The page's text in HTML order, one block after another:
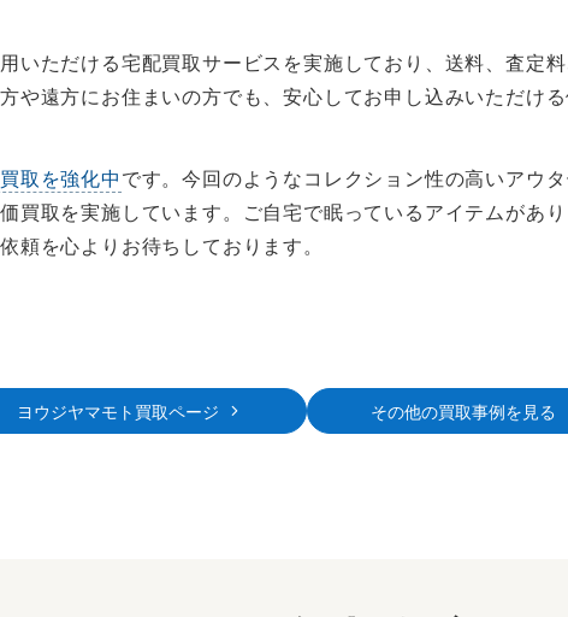
いただける宅配買取サービスを実施しており、送料、査定
や遠方にお住まいの方でも、安心してお申し込みいただけ
取を強化中です。今回のようなコレクション性の高いアウ
買取を実施しています。ご自宅で眠っているアイテムがあ
頼を心よりお待ちしております。
ヨウジヤマモト買取ページ その他の買取事例を見る